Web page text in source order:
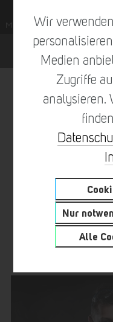
vorheriger Eintrag
MALTITZ®
HEUTE
Wir
Medien
Zugriffe
analysieren.
Nur
Alle